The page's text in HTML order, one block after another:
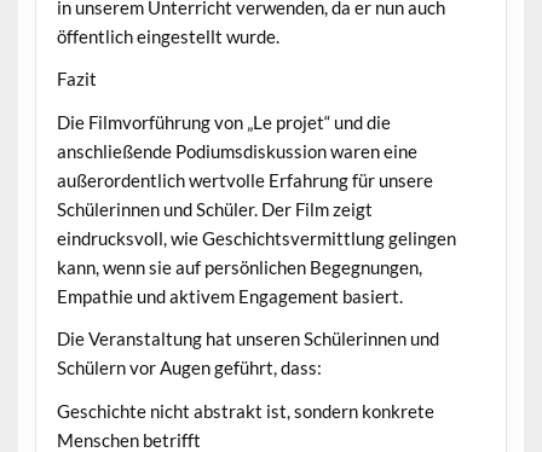
in unserem Unterricht verwenden, da er nun auch
öffentlich eingestellt wurde.
Fazit
Die Filmvorführung von „Le projet“ und die
anschließende Podiumsdiskussion waren eine
außerordentlich wertvolle Erfahrung für unsere
Schülerinnen und Schüler. Der Film zeigt
eindrucksvoll, wie Geschichtsvermittlung gelingen
kann, wenn sie auf persönlichen Begegnungen,
Empathie und aktivem Engagement basiert.
Die Veranstaltung hat unseren Schülerinnen und
Schülern vor Augen geführt, dass:
Geschichte nicht abstrakt ist, sondern konkrete
Menschen betrifft